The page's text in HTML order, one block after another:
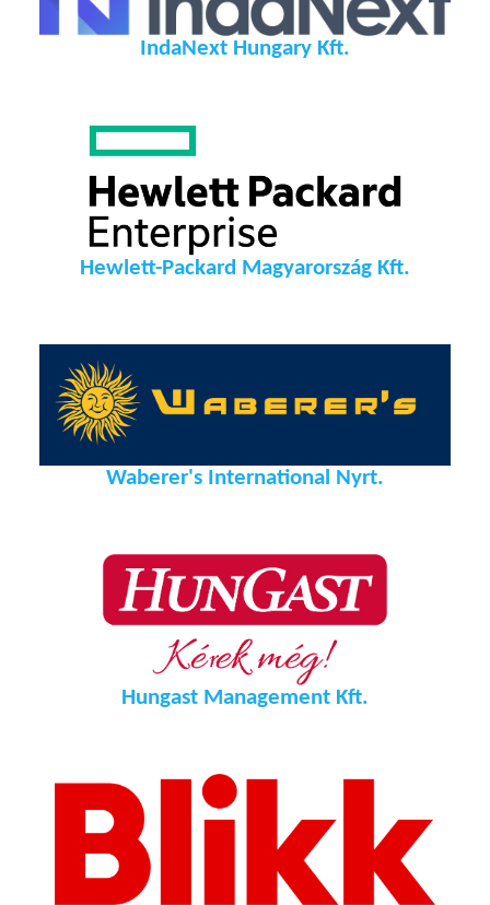
IndaNext Hungary Kft.
Hewlett-Packard Magyarország Kft.
Waberer's International Nyrt.
Hungast Management Kft.